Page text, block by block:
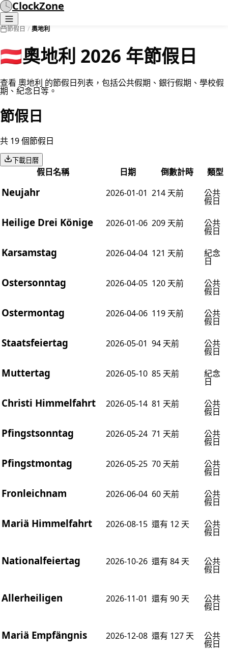
ClockZone
節假日 / 奧地利
🇦🇹奧地利 2026 年節假日
查看 奧地利 的節假日列表，包括公共假期、銀行假期、學校假
期、紀念日等。
節假日
共 19 個節假日
下載日曆
假日名稱 日期 倒數計時 類型
Neujahr 2026-01-01 214 天前 公共
假日
Heilige Drei Könige 2026-01-06 209 天前 公共
假日
Karsamstag 2026-04-04 121 天前 紀念
日
Ostersonntag 2026-04-05 120 天前 公共
假日
Ostermontag 2026-04-06 119 天前 公共
假日
Staatsfeiertag 2026-05-01 94 天前 公共
假日
Muttertag 2026-05-10 85 天前 紀念
日
Christi Himmelfahrt 2026-05-14 81 天前 公共
假日
Pfingstsonntag 2026-05-24 71 天前 公共
假日
Pfingstmontag 2026-05-25 70 天前 公共
假日
Fronleichnam 2026-06-04 60 天前 公共
假日
Mariä Himmelfahrt 2026-08-15 還有 12 天 公共
假日
Nationalfeiertag 2026-10-26 還有 84 天 公共
假日
Allerheiligen 2026-11-01 還有 90 天 公共
假日
Mariä Empfängnis 2026-12-08 還有 127 天 公共
假日